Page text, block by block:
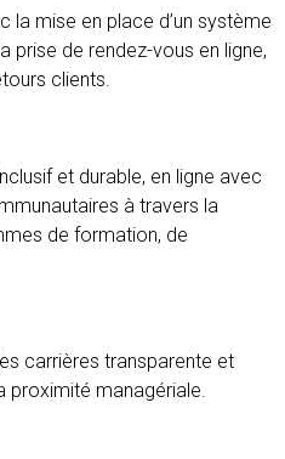
la mise en place d’un système
prise de rendez-vous en ligne,
clients.
et durable, en ligne avec
à travers la
de formation, de
carrières transparente et
managériale.